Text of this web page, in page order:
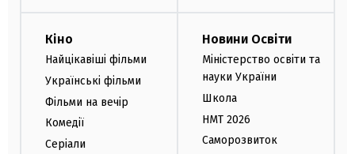
Кіно
Найцікавіші фільми
Українські фільми
Фільми на вечір
Комедії
Серіали
Новини Освіти
Міністерство освіти та
науки України
Школа
НМТ 2026
Саморозвиток